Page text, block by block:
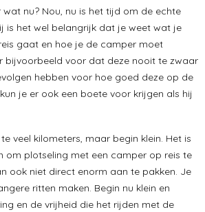
wat nu? Nou, nu is het tijd om de echte
is het wel belangrijk dat je weet wat je
gaat en hoe je de camper moet
bijvoorbeeld voor dat deze nooit te zwaar
hebben voor hoe goed deze op de
je er ook een boete voor krijgen als hij
veel kilometers, maar begin klein. Het is
om plotseling met een camper op reis te
ook niet direct enorm aan te pakken. Je
ritten maken. Begin nu klein en
en de vrijheid die het rijden met de